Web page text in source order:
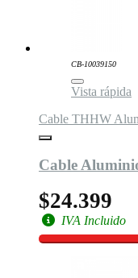
CB-10039150
Vista rápida
Cable THHW
Cable
$24.399
IVA Incluido